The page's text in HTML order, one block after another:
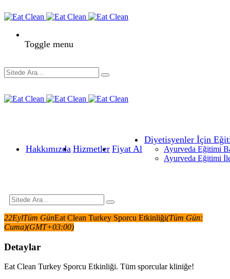
Toggle menu
Hakkımızda Hizmetler Fiyat Al
Diyetisyenler İçin
Ayurveda Eğitimi
Ayurveda Eğitimi
22EylTüm GünEat Clean Turkey Sporcu Etkinliği(Tüm Gün:
Cuma)(GMT+03:00)
Detaylar
Eat Clean Turkey Sporcu Etkinliği. Tüm sporcular kliniğe!